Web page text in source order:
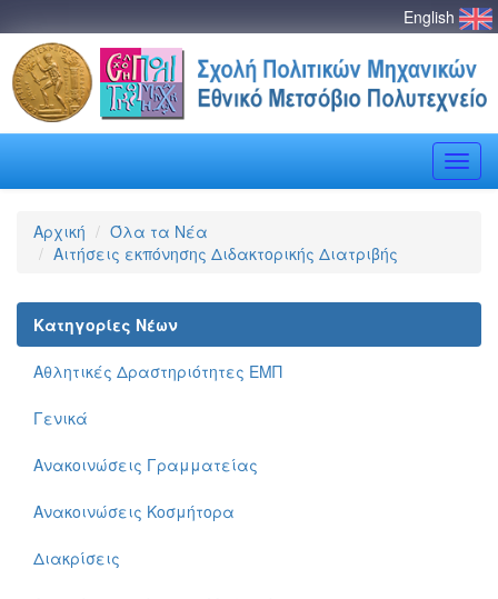
English
Toggle
Αρχική
Όλα τα Νέα
Αιτήσεις εκπόνησης Διδακτορικής Διατριβής
Κατηγορίες Νέων
Αθλητικές Δραστηριότητες ΕΜΠ
Γενικά
Ανακοινώσεις Γραμματείας
Ανακοινώσεις Κοσμήτορα
Διακρίσεις